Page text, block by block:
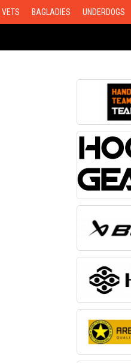
VETS BAGLADIES UNDERDOGS